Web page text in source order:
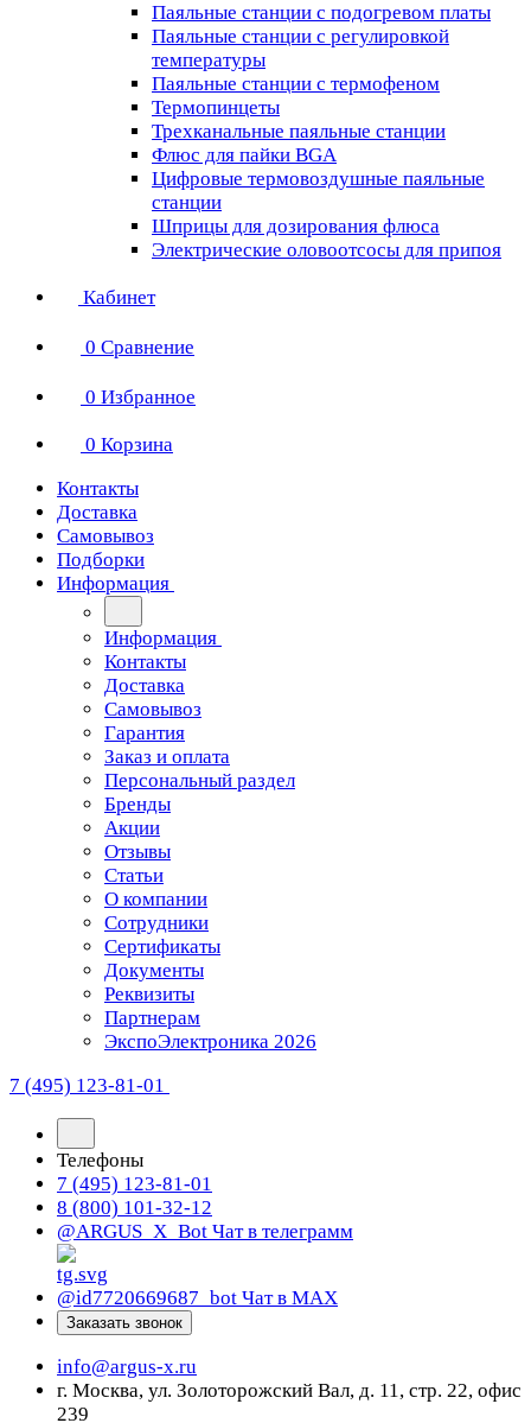
Паяльные станции с подогревом платы
Паяльные станции с регулировкой
температуры
Паяльные станции с термофеном
Термопинцеты
Трехканальные паяльные станции
Флюс для пайки BGA
Цифровые термовоздушные паяльные
станции
Шприцы для дозирования флюса
Электрические оловоотсосы для припоя
Кабинет
0 Сравнение
0 Избранное
0 Корзина
Контакты
Доставка
Самовывоз
Подборки
Информация
Информация
Контакты
Доставка
Самовывоз
Гарантия
Заказ и оплата
Персональный раздел
Бренды
Акции
Отзывы
Статьи
О компании
Сотрудники
Сертификаты
Документы
Реквизиты
Партнерам
ЭкспоЭлектроника 2026
7 (495) 123-81-01
Телефоны
7 (495) 123-81-01
8 (800) 101-32-12
@ARGUS_X_Bot Чат в телеграмм
@id7720669687_bot Чат в МАХ
Заказать звонок
info@argus-x.ru
г. Москва, ул. Золоторожский Вал, д. 11, стр. 22, офис
239